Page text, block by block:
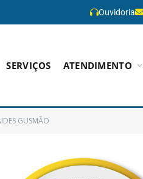
Ouvidoria
SERVIÇOS ATENDIMENTO
GUSMÃO